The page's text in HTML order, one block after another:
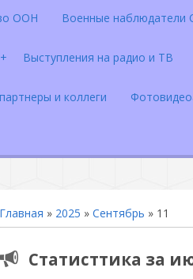
ООН Военные наблюдатели
Выступления на радио и ТВ
и коллеги
Главная » 2025 » Сентябрь » 11
Статисттика за